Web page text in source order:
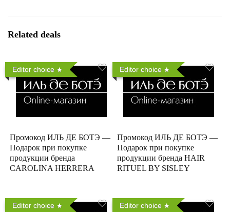
Related deals
Editor choice
Промокод ИЛЬ ДЕ БОТЭ —
Подарок при покупке
продукции бренда
CAROLINA HERRERA
Editor choice
Промокод ИЛЬ ДЕ БОТЭ —
Подарок при покупке
продукции бренда HAIR
RITUEL BY SISLEY
Editor choice Editor choice